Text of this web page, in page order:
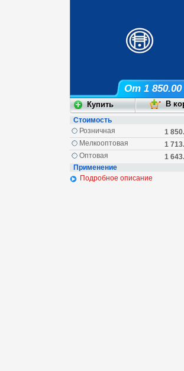
От 1 850.00
Стоимость
1
Розничная
1
Мелкооптовая
1
Оптовая
Применение
Подробное описание